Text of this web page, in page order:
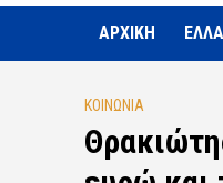
ΑΡΧΙΚΗ
ΚΟΙΝΩΝΙΑ